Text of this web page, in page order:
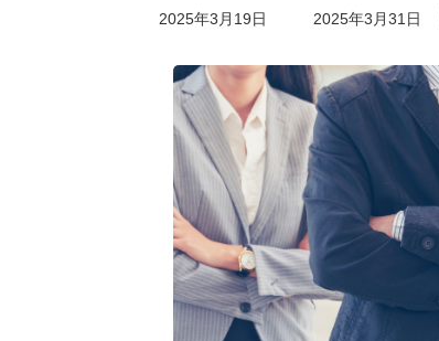
2025年3月19日
最
終
新
日
時
:
2025年3月31日